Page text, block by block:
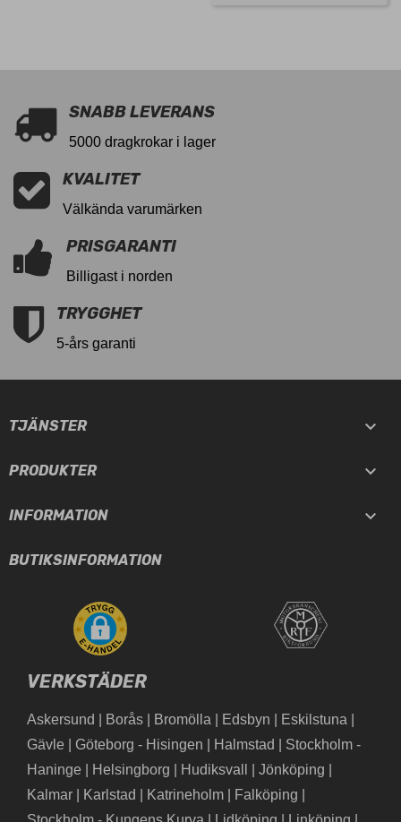
SNABB LEVERANS
5000 dragkrokar i lager
KVALITET
Välkända varumärken
PRISGARANTI
Billigast i norden
TRYGGHET
5-års garanti
TJÄNSTER 
PRODUKTER 
INFORMATION 
BUTIKSINFORMATION
VERKSTÄDER
Askersund Borås Bromölla Edsbyn Eskilstuna
Gävle
Göteborg - Hisingen Halmstad
Stockholm -
Haninge
Helsingborg Hudiksvall Jönköping
Kalmar
Karlstad Katrineholm Falköping